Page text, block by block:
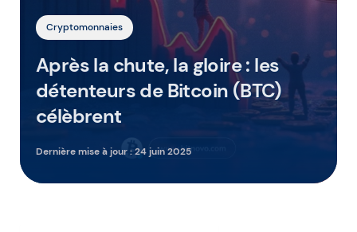
Cryptomonnaies
Après la chute, la gloire : les
détenteurs de Bitcoin (BTC)
célèbrent
Dernière mise à jour :24 juin 2025